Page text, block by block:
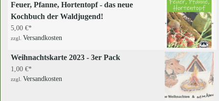
Feuer, Pfanne, Hortentopf - das neue
Kochbuch der Waldjugend!
5,00 €
zzgl. Versandkosten
Weihnachtskarte 2023 - 3er Pack
1,00 €
zzgl. Versandkosten